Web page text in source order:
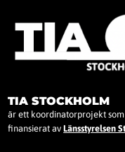
TIA STOCKHOLM
är ett koordinatorprojekt
finansierat avLänsstyrelsen